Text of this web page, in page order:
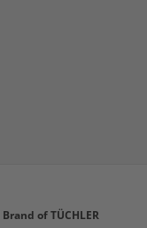
of TÜCHLER